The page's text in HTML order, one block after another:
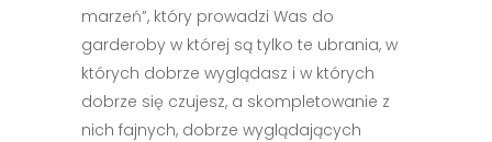
marzeń”, który prowadzi Was do
garderoby w której są tylko te ubrania, w
których dobrze wyglądasz i w których
dobrze się czujesz, a skompletowanie z
nich fajnych, dobrze wyglądających